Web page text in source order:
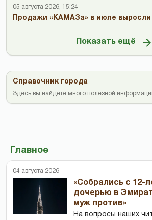
05 августа 2026, 15:24
Продажи «КАМАЗа» в июле выросли
Показать ещё
Справочник города
Здесь вы найдете много полезной
Главное
04 августа 2026
«Собрались с 12-
дочерью в
муж против»
На вопросы наших